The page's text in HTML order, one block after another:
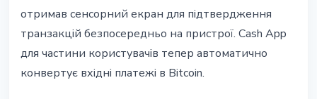
отримав сенсорний екран для підтвердження
транзакцій безпосередньо на пристрої. Cash App
для частини користувачів тепер автоматично
конвертує вхідні платежі в Bitcoin.